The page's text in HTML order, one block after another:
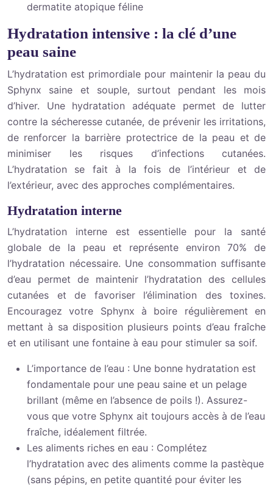
dermatite atopique féline
Hydratation intensive : la clé d’une
peau saine
L’hydratation est primordiale pour maintenir la peau du
Sphynx saine et souple, surtout pendant les mois
d’hiver. Une hydratation adéquate permet de lutter
contre la sécheresse cutanée, de prévenir les irritations,
de renforcer la barrière protectrice de la peau et de
minimiser les risques d’infections cutanées.
L’hydratation se fait à la fois de l’intérieur et de
l’extérieur, avec des approches complémentaires.
Hydratation interne
L’hydratation interne est essentielle pour la santé
globale de la peau et représente environ 70% de
l’hydratation nécessaire. Une consommation suffisante
d’eau permet de maintenir l’hydratation des cellules
cutanées et de favoriser l’élimination des toxines.
Encouragez votre Sphynx à boire régulièrement en
mettant à sa disposition plusieurs points d’eau fraîche
et en utilisant une fontaine à eau pour stimuler sa soif.
L’importance de l’eau : Une bonne hydratation est
fondamentale pour une peau saine et un pelage
brillant (même en l’absence de poils !). Assurez-
vous que votre Sphynx ait toujours accès à de l’eau
fraîche, idéalement filtrée.
Les aliments riches en eau : Complétez
l’hydratation avec des aliments comme la pastèque
(sans pépins, en petite quantité pour éviter les